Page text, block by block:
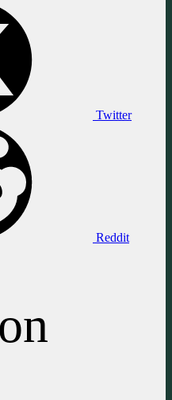
Twitter
Reddit